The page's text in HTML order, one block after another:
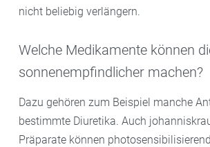
nicht beliebig verlängern.
Welche Medikamente können
sonnenempfindlicher machen?
Dazu gehören zum Beispiel manche
bestimmte Diuretika. Auch
Präparate können